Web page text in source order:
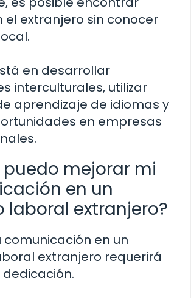
el extranjero sin conocer
en desarrollar
interculturales, utilizar
aprendizaje de idiomas y
en empresas
mejorar mi
en un
laboral extranjero?
comunicación en un
extranjero requerirá
dedicación.